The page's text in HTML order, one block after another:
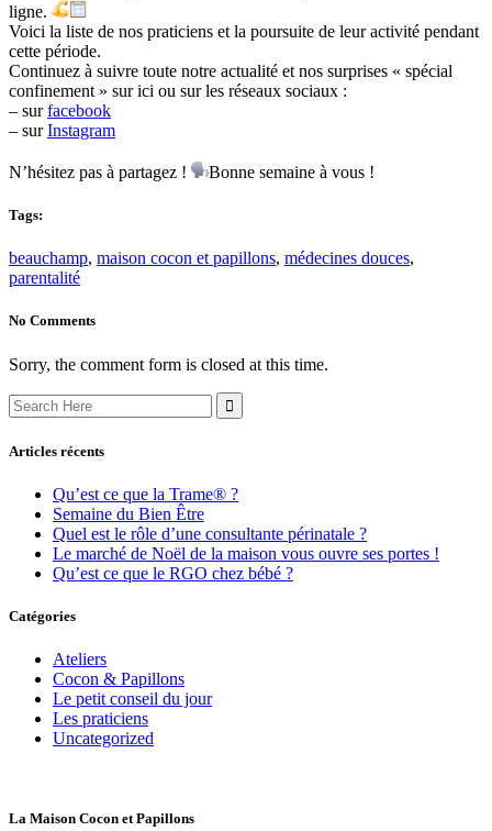
ligne.
Voici la liste de nos praticiens et la poursuite de leur activité pendant
cette période.
Continuez à suivre toute notre actualité et nos surprises « spécial
confinement » sur ici ou sur les réseaux sociaux :
– surfacebook
– surInstagram
N’hésitez pas à partagez ! Bonne semaine à vous !
Tags:
beauchamp, maison cocon et papillons, médecines douces,
parentalité
No Comments
Sorry, the comment form is closed at this time.
Search
for:
Articles récents
Qu’est ce que la Trame® ?
Semaine du Bien Être
Quel est le rôle d’une consultante périnatale ?
Le marché de Noël de la maison vous ouvre ses portes !
Qu’est ce que le RGO chez bébé ?
Catégories
Ateliers
Cocon & Papillons
Le petit conseil du jour
Les praticiens
Uncategorized
La Maison Cocon et Papillons